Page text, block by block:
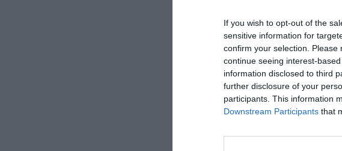
If you wish to opt-out of the
sensitive information for
confirm your selection.
continue seeing interest-
information disclosed to third
further disclosure of your
participants. This information
Downstream Participants that